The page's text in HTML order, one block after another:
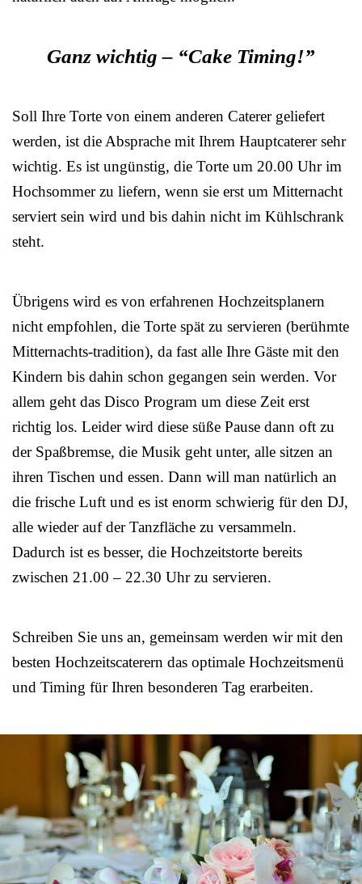
Ganz wichtig – “Cake Timing!”
Soll Ihre Torte von einem anderen Caterer geliefert
werden, ist die Absprache mit Ihrem Hauptcaterer sehr
wichtig. Es ist ungünstig, die Torte um 20.00 Uhr im
Hochsommer zu liefern, wenn sie erst um Mitternacht
serviert sein wird und bis dahin nicht im Kühlschrank
steht.
Übrigens wird es von erfahrenen Hochzeitsplanern
nicht empfohlen, die Torte spät zu servieren (berühmte
Mitternachts-tradition), da fast alle Ihre Gäste mit den
Kindern bis dahin schon gegangen sein werden. Vor
allem geht das Disco Program um diese Zeit erst
richtig los. Leider wird diese süße Pause dann oft zu
der Spaßbremse, die Musik geht unter, alle sitzen an
ihren Tischen und essen. Dann will man natürlich an
die frische Luft und es ist enorm schwierig für den DJ,
alle wieder auf der Tanzfläche zu versammeln.
Dadurch ist es besser, die Hochzeitstorte bereits
zwischen 21.00 – 22.30 Uhr zu servieren.
Schreiben Sie uns an, gemeinsam werden wir mit den
besten Hochzeitscaterern das optimale Hochzeitsmenü
und Timing für Ihren besonderen Tag erarbeiten.